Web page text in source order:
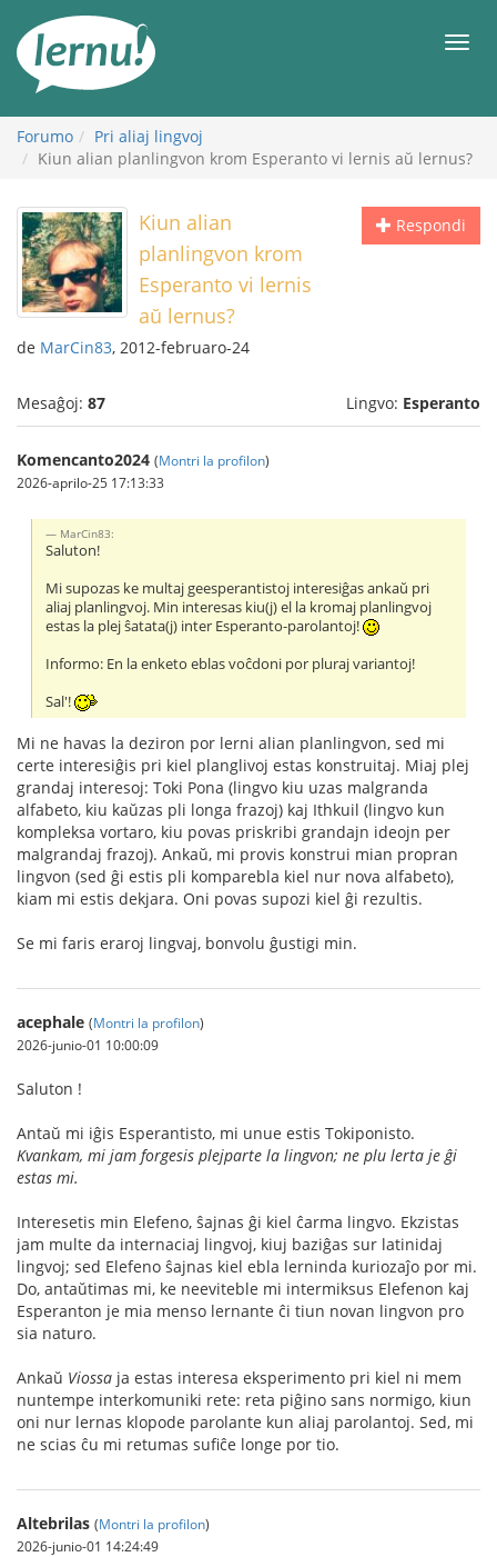
enhavo
Forumo
Pri aliaj lingvoj
Kiun alian planlingvon krom Esperanto vi lernis aŭ lernus?
Respondi
Kiun alian
planlingvon krom
Esperanto vi lernis
aŭ lernus?
de MarCin83, 2012-februaro-24
Mesaĝoj: 87 Lingvo: Esperanto
Komencanto2024 (Montri la profilon)
2026-aprilo-25 17:13:33
MarCin83:
Saluton!
Mi supozas ke multaj geesperantistoj interesiĝas ankaŭ pri
aliaj planlingvoj. Min interesas kiu(j) el la kromaj planlingvoj
estas la plej ŝatata(j) inter Esperanto-parolantoj!
Informo: En la enketo eblas voĉdoni por pluraj variantoj!
Sal'!
Mi ne havas la deziron por lerni alian planlingvon, sed mi
certe interesiĝis pri kiel planglivoj estas konstruitaj. Miaj plej
grandaj interesoj: Toki Pona (lingvo kiu uzas malgranda
alfabeto, kiu kaŭzas pli longa frazoj) kaj Ithkuil (lingvo kun
kompleksa vortaro, kiu povas priskribi grandajn ideojn per
malgrandaj frazoj). Ankaŭ, mi provis konstrui mian propran
lingvon (sed ĝi estis pli komparebla kiel nur nova alfabeto),
kiam mi estis dekjara. Oni povas supozi kiel ĝi rezultis.
Se mi faris eraroj lingvaj, bonvolu ĝustigi min.
acephale (Montri la profilon)
2026-junio-01 10:00:09
Saluton !
Antaŭ mi iĝis Esperantisto, mi unue estis Tokiponisto.
Kvankam, mi jam forgesis plejparte la lingvon; ne plu lerta je ĝi
estas mi.
Interesetis min Elefeno, ŝajnas ĝi kiel ĉarma lingvo. Ekzistas
jam multe da internaciaj lingvoj, kiuj baziĝas sur latinidaj
lingvoj; sed Elefeno ŝajnas kiel ebla lerninda kuriozaĵo por mi.
Do, antaŭtimas mi, ke neeviteble mi intermiksus Elefenon kaj
Esperanton je mia menso lernante ĉi tiun novan lingvon pro
sia naturo.
Ankaŭ Viossa ja estas interesa eksperimento pri kiel ni mem
nuntempe interkomuniki rete: reta piĝino sans normigo, kiun
oni nur lernas klopode parolante kun aliaj parolantoj. Sed, mi
ne scias ĉu mi retumas sufiĉe longe por tio.
Altebrilas (Montri la profilon)
2026-junio-01 14:24:49